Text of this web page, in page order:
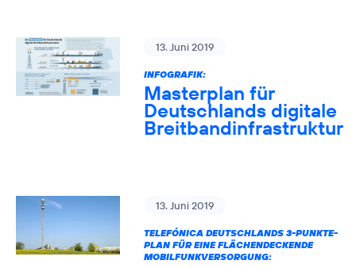
13. Juni 2019
INFOGRAFIK:
Masterplan für
Deutschlands digitale
Breitbandinfrastruktur
13. Juni 2019
TELEFÓNICA DEUTSCHLANDS 3-PUNKTE-
PLAN FÜR EINE FLÄCHENDECKENDE
MOBILFUNKVERSORGUNG: